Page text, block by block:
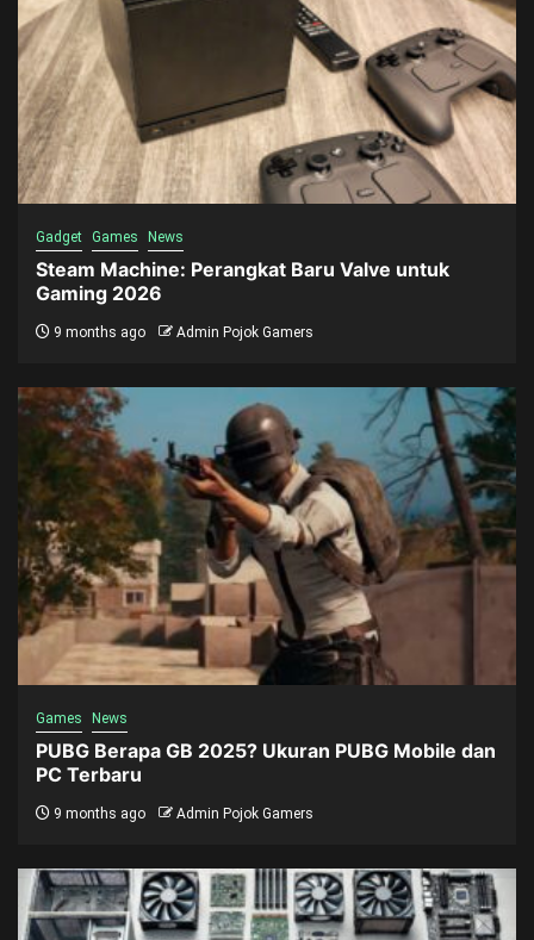
Gadget Games News
Steam Machine: Perangkat Baru Valve untuk
Gaming 2026
9 months ago Admin Pojok Gamers
Games News
PUBG Berapa GB 2025? Ukuran PUBG Mobile dan
PC Terbaru
9 months ago Admin Pojok Gamers